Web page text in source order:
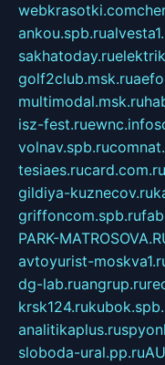
webkrasotki.com
ankou.spb.ru
sakhatoday.ru
golf2club.msk.ru
multimodal.msk.ru
isz-fest.ruewnc.info
volnav.spb.ru
tesiaes.rucard.com.ru
gildiya-kuznecov.ru
griffoncom.spb.ru
PARK-
avtoyurist-
dg-lab.ruangrup.ru
krsk124.ru
analitikaplus.ru
sloboda-ural.pp.ru